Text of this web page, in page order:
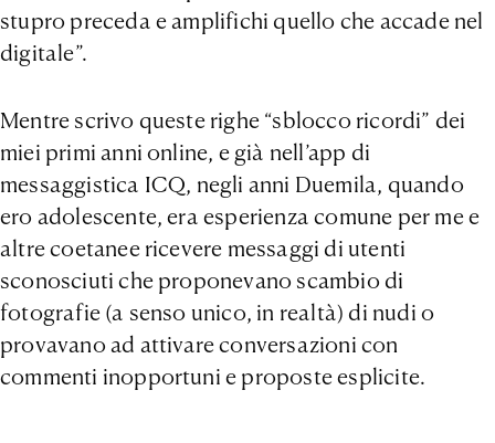
stupro preceda e amplifichi quello che accade nel
digitale”.
Mentre scrivo queste righe “sblocco ricordi” dei
miei primi anni online, e già nell’app di
messaggistica ICQ, negli anni Duemila, quando
ero adolescente, era esperienza comune per me e
altre coetanee ricevere messaggi di utenti
sconosciuti che proponevano scambio di
fotografie (a senso unico, in realtà) di nudi o
provavano ad attivare conversazioni con
commenti inopportuni e proposte esplicite.